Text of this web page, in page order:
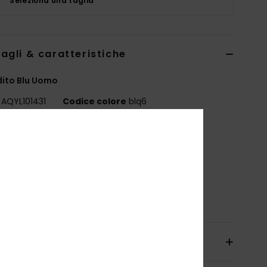
& caratteristiche
Blu Uomo
AQYL101431 Codice colore blq6